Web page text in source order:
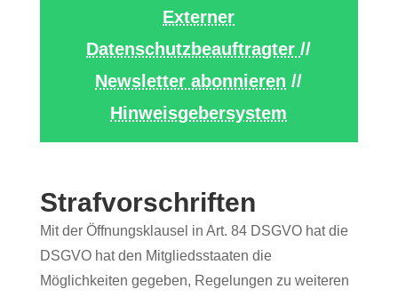
Externer
Datenschutzbeauftragter//
Newsletter abonnieren //
Hinweisgebersystem
Strafvorschriften
Mit der Öffnungsklausel in Art. 84 DSGVO hat die
DSGVO hat den Mitgliedsstaaten die
Möglichkeiten gegeben, Regelungen zu weiteren